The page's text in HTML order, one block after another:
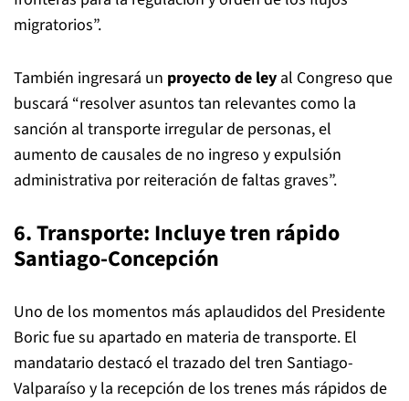
migratorios”.
También ingresará un proyecto de ley al Congreso que
buscará “resolver asuntos tan relevantes como la
sanción al transporte irregular de personas, el
aumento de causales de no ingreso y expulsión
administrativa por reiteración de faltas graves”.
6. Transporte: Incluye tren rápido
Santiago-Concepción
Uno de los momentos más aplaudidos del Presidente
Boric fue su apartado en materia de transporte. El
mandatario destacó el trazado del tren Santiago-
Valparaíso y la recepción de los trenes más rápidos de